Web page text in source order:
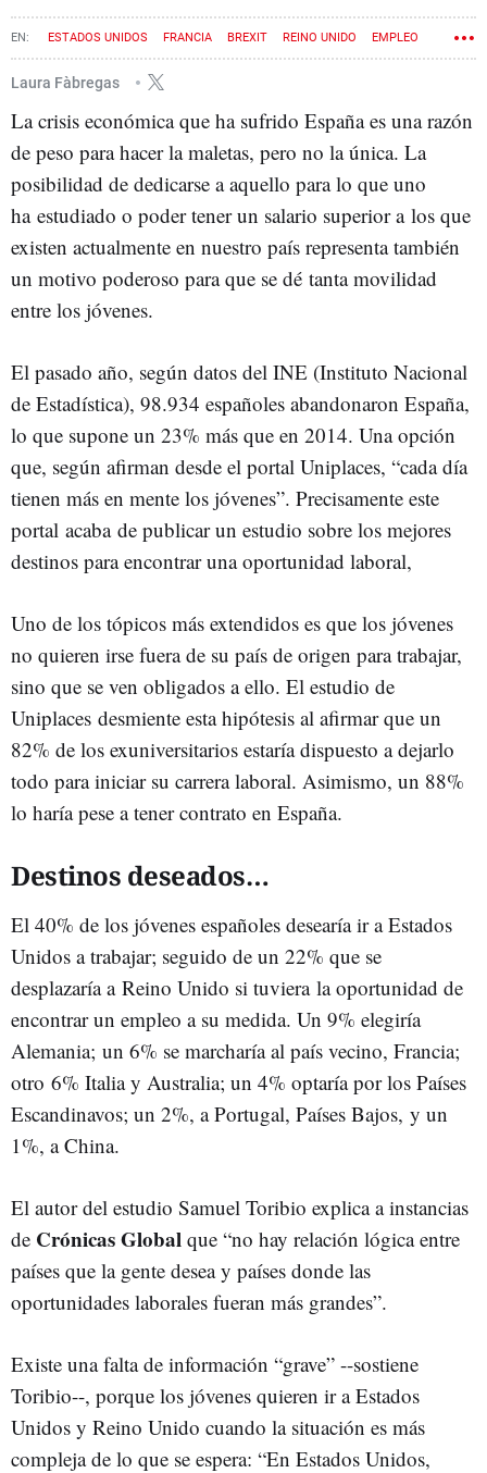
ESTADOS UNIDOS FRANCIA BREXIT REINO UNIDO EMPLEO
UNIÓN EUROPEA ALEMANIA
Laura Fàbregas
La crisis económica que ha sufrido España es una razón
de peso para hacer la maletas, pero no la única. La
posibilidad de dedicarse a aquello para lo que uno
ha estudiado o poder tener un salario superior a los que
existen actualmente en nuestro país representa también
un motivo poderoso para que se dé tanta movilidad
entre los jóvenes.
El pasado año, según datos del INE (Instituto Nacional
de Estadística), 98.934 españoles abandonaron España,
lo que supone un 23% más que en 2014. Una opción
que, según afirman desde el portal Uniplaces, “cada día
tienen más en mente los jóvenes”. Precisamente este
portal acaba de publicar un estudio sobre los mejores
destinos para encontrar una oportunidad laboral,
Uno de los tópicos más extendidos es que los jóvenes
no quieren irse fuera de su país de origen para trabajar,
sino que se ven obligados a ello. El estudio de
Uniplaces desmiente esta hipótesis al afirmar que un
82% de los exuniversitarios estaría dispuesto a dejarlo
todo para iniciar su carrera laboral. Asimismo, un 88%
lo haría pese a tener contrato en España.
Destinos deseados…
El 40% de los jóvenes españoles desearía ir a Estados
Unidos a trabajar; seguido de un 22% que se
desplazaría a Reino Unido si tuviera la oportunidad de
encontrar un empleo a su medida. Un 9% elegiría
Alemania; un 6% se marcharía al país vecino, Francia;
otro 6% Italia y Australia; un 4% optaría por los Países
Escandinavos; un 2%, a Portugal, Países Bajos, y un
1%, a China.
El autor del estudio Samuel Toribio explica a instancias
de Crónicas Global que “no hay relación lógica entre
países que la gente desea y países donde las
oportunidades laborales fueran más grandes”.
Existe una falta de información “grave” --sostiene
Toribio--, porque los jóvenes quieren ir a Estados
Unidos y Reino Unido cuando la situación es más
compleja de lo que se espera: “En Estados Unidos,